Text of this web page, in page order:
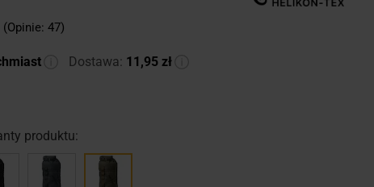
(Opinie: 47)
Dostawa: 11,95 zł
produktu: